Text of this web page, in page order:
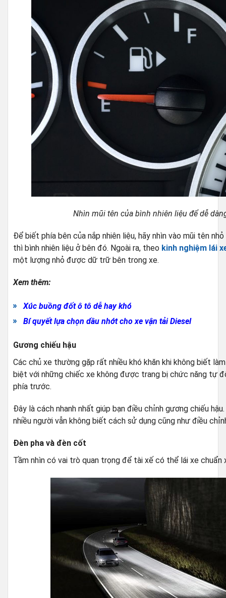
Nhìn mũi tên của bình nhiên liệu để dễ
Để biết phía bên của nắp nhiên liệu, hãy nhìn vào mũi tên
thì bình nhiên liệu ở bên đó. Ngoài ra, theo kinh nghiệm lái
một lượng nhỏ được dữ trữ bên trong xe.
Xem thêm:
Xúc buồng đốt ô tô dễ hay khó
Bí quyết lựa chọn dầu nhớt cho xe vận tải Diesel
Gương chiếu hậu
Các chủ xe thường gặp rất nhiều khó khăn khi không biết
biệt với những chiếc xe không được trang bị chức năng tự
phía trước.
Đây là cách nhanh nhất giúp bạn điều chỉnh gương chiếu
nhiều người vẫn không biết cách sử dụng cũng như điều
Đèn pha và đèn cốt
Tầm nhìn có vai trò quan trọng để tài xế có thể lái xe